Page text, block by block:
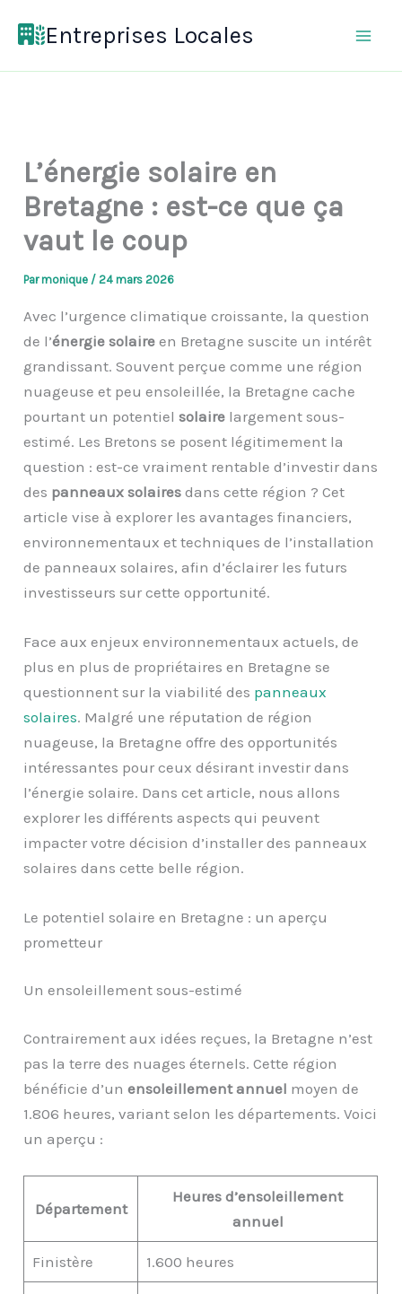
Entreprises Locales
L’énergie solaire en
Bretagne : est-ce que ça
vaut le coup
Parmonique /24 mars 2026
Avec l’urgence climatique croissante, la question
de l’énergie solaire en Bretagne suscite un intérêt
grandissant. Souvent perçue comme une région
nuageuse et peu ensoleillée, la Bretagne cache
pourtant un potentielsolaire largement sous-
estimé. Les Bretons se posent légitimement la
question : est-ce vraiment rentable d’investir dans
des panneaux solaires dans cette région ? Cet
article vise à explorer les avantages financiers,
environnementaux et techniques de l’installation
de panneaux solaires, afin d’éclairer les futurs
investisseurs sur cette opportunité.
Face aux enjeux environnementaux actuels, de
plus en plus de propriétaires en Bretagne se
questionnent sur la viabilité des panneaux
solaires. Malgré une réputation de région
nuageuse, la Bretagne offre des opportunités
intéressantes pour ceux désirant investir dans
l’énergie solaire. Dans cet article, nous allons
explorer les différents aspects qui peuvent
impacter votre décision d’installer des panneaux
solaires dans cette belle région.
Le potentiel solaire en Bretagne : un aperçu
prometteur
Un ensoleillement sous-estimé
Contrairement aux idées reçues, la Bretagne n’est
pas la terre des nuages éternels. Cette région
bénéficie d’unensoleillement annuel moyen de
1.806 heures, variant selon les départements. Voici
un aperçu :
Département
Heures d’ensoleillement
annuel
Finistère 1.600 heures